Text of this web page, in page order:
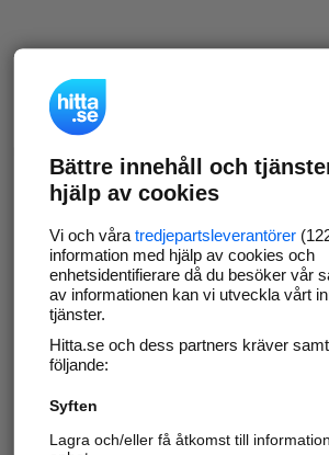
Bättre innehåll och
hjälp av cookies
Vi och våra tredjepartsleverantörer
information med hjälp av cookies och
enhetsidentifierare då du besöker vår
av informationen kan vi utveckla vårt
tjänster.
Hitta.se och dess partners kräver
följande:
Syften
Lagra och/eller få åtkomst till